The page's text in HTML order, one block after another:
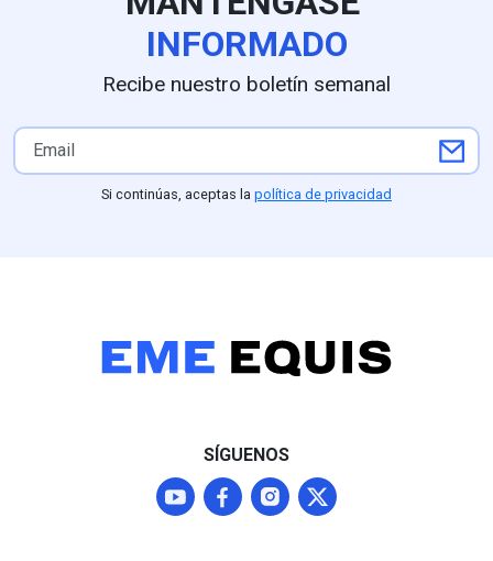
principal obstáculo.
INFORMADO
Recibe nuestro boletín semanal
Si continúas, aceptas la política de privacidad
SÍGUENOS